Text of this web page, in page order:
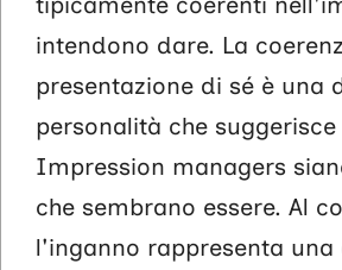
intendono dare. La
presentazione di sé è una
personalità che suggerisce
Impression managers
che sembrano essere. Al
l'inganno rappresenta una